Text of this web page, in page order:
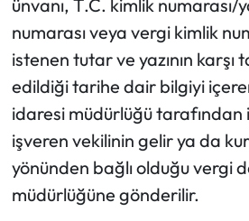
ünvanı, T.C. kimlik numarası/
numarası veya vergi kimlik
istenen tutar ve yazının
edildiği tarihe dair bilgiyi
idaresi müdürlüğü tarafından
işveren vekilinin gelir ya da
yönünden bağlı olduğu vergi
müdürlüğüne gönderilir.